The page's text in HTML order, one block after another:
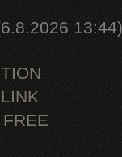
13:44)